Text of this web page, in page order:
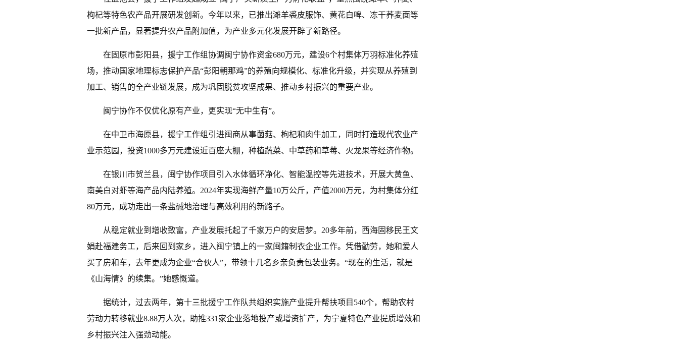
枸杞等特色农产品开展研发创新。今年以来，已推出滩羊裘皮服饰、黄花白啤、冻干荞麦面等
一批新产品，显著提升农产品附加值，为产业多元化发展开辟了新路径。
在固原市彭阳县，援宁工作组协调闽宁协作资金680万元，建设6个村集体万羽标准化养殖
场，推动国家地理标志保护产品“彭阳朝那鸡”的养殖向规模化、标准化升级，并实现从养殖到
加工、销售的全产业链发展，成为巩固脱贫攻坚成果、推动乡村振兴的重要产业。
闽宁协作不仅优化原有产业，更实现“无中生有”。
在中卫市海原县，援宁工作组引进闽商从事菌菇、枸杞和肉牛加工，同时打造现代农业产
业示范园，投资1000多万元建设近百座大棚，种植蔬菜、中草药和草莓、火龙果等经济作物。
在银川市贺兰县，闽宁协作项目引入水体循环净化、智能温控等先进技术，开展大黄鱼、
南美白对虾等海产品内陆养殖。2024年实现海鲜产量10万公斤，产值2000万元，为村集体分红
80万元，成功走出一条盐碱地治理与高效利用的新路子。
从稳定就业到增收致富，产业发展托起了千家万户的安居梦。20多年前，西海固移民王文
娟赴福建务工，后来回到家乡，进入闽宁镇上的一家闽籍制衣企业工作。凭借勤劳，她和爱人
买了房和车，去年更成为企业“合伙人”，带领十几名乡亲负责包装业务。“现在的生活，就是
《山海情》的续集。”她感慨道。
据统计，过去两年，第十三批援宁工作队共组织实施产业提升帮扶项目540个，帮助农村
劳动力转移就业8.88万人次，助推331家企业落地投产或增资扩产，为宁夏特色产业提质增效和
乡村振兴注入强劲动能。